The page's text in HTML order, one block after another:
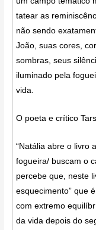
tatear as
não sendo
João, suas cores,
sombras, seus
iluminado pela
vida.
O poeta e crítico
“Natália abre o livro
fogueira/ buscam o
percebe que, neste
esquecimento” que
com extremo
da vida depois do